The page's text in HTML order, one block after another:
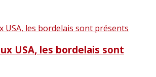
USA, les bordelais sont